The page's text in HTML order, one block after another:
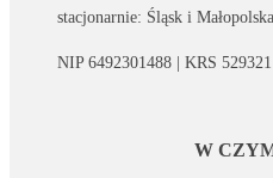
stacjonarnie: Śląsk i Małopolska
NIP 6492301488 | KRS
W